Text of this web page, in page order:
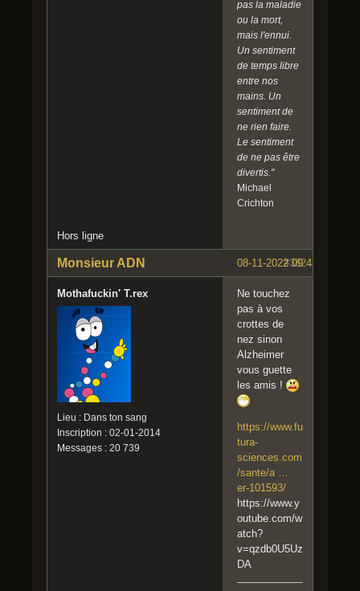
pas la maladie
ou la mort,
mais l'ennui.
Un sentiment
de temps libre
entre nos
mains. Un
sentiment de
ne rien faire.
Le sentiment
de ne pas être
divertis."
Michael
Crichton
Hors ligne
#382
08-11-2022 09:43:24
Monsieur ADN
Mothafuckin' T.rex
Lieu : Dans ton sang
Inscription : 02-01-2014
Messages : 20 739
Ne touchez
pas à vos
crottes de
nez sinon
Alzheimer
vous guette
les amis !
https://www.fu
tura-
sciences.com
/sante/a …
er-101593/
https://www.y
outube.com/w
atch?
v=qzdb0U5Uz
DA